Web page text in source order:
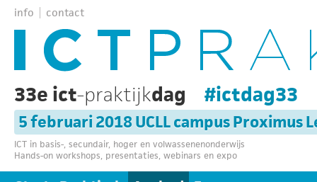
info contact
33e ict-praktijkdag #ictdag33
5 februari 2018 UCLL campus Proximus
ICT in basis-, secundair, hoger en volwassenenonderwijs
Hands-on workshops, presentaties, webinars en expo